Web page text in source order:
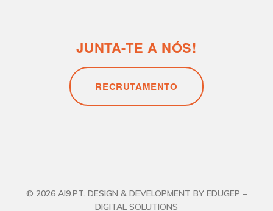
© 2026 AI9.PT. DESIGN & DEVELOPMENT BY EDUGEP –
DIGITAL SOLUTIONS